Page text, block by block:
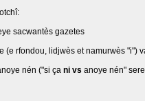
sacwantès gazetes
(e rfondou, lidjwès et namurwès "i")
nén ("si ça ni vs anoye nén"